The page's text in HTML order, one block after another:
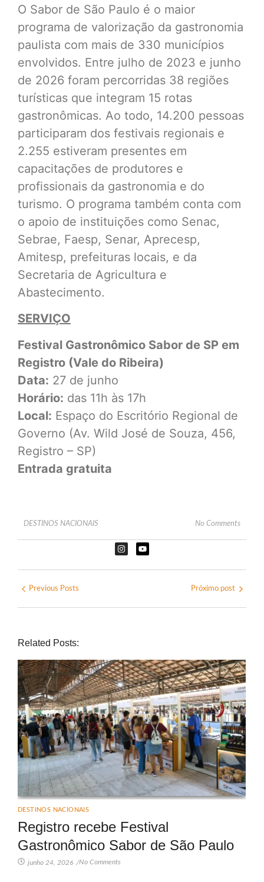
O Sabor de São Paulo é o maior
programa de valorização da gastronomia
paulista com mais de 330 municípios
envolvidos. Entre julho de 2023 e junho
de 2026 foram percorridas 38 regiões
turísticas que integram 15 rotas
gastronômicas. Ao todo, 14.200 pessoas
participaram dos festivais regionais e
2.255 estiveram presentes em
capacitações de produtores e
profissionais da gastronomia e do
turismo. O programa também conta com
o apoio de instituições como Senac,
Sebrae, Faesp, Senar, Aprecesp,
Amitesp, prefeituras locais, e da
Secretaria de Agricultura e
Abastecimento.
SERVIÇO
Festival Gastronômico Sabor de SP em
Registro (Vale do Ribeira)
Data: 27 de junho
Horário: das 11h às 17h
Local: Espaço do Escritório Regional de
Governo (Av. Wild José de Souza, 456,
Registro – SP)
Entrada gratuita
DESTINOS NACIONAIS No Comments
Previous Posts Próximo post
Related Posts:
DESTINOS NACIONAIS
Registro recebe Festival
Gastronômico Sabor de São Paulo
junho 24, 2026 /No Comments